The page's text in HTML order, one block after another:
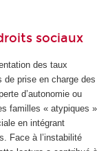
sociaux
des taux
de prise en charge des
d’autonomie ou
familles « atypiques »
en intégrant
Face à l’instabilité